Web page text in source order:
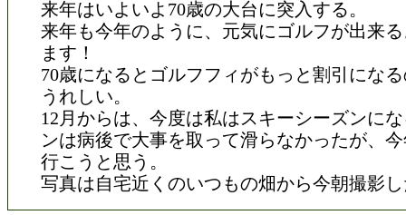
来年はいよいよ70歳の大台に突入する。
来年も今年のように、元気にゴルフが出来
ます！
70歳になるとゴルフフィがもっと割引にな
うれしい。
12月からは、今度は私はスキーシーズンに
ンは病後で大事を取って滑らなかったが、
行こうと思う。
写真は自宅近くのいつもの畑から今朝撮影